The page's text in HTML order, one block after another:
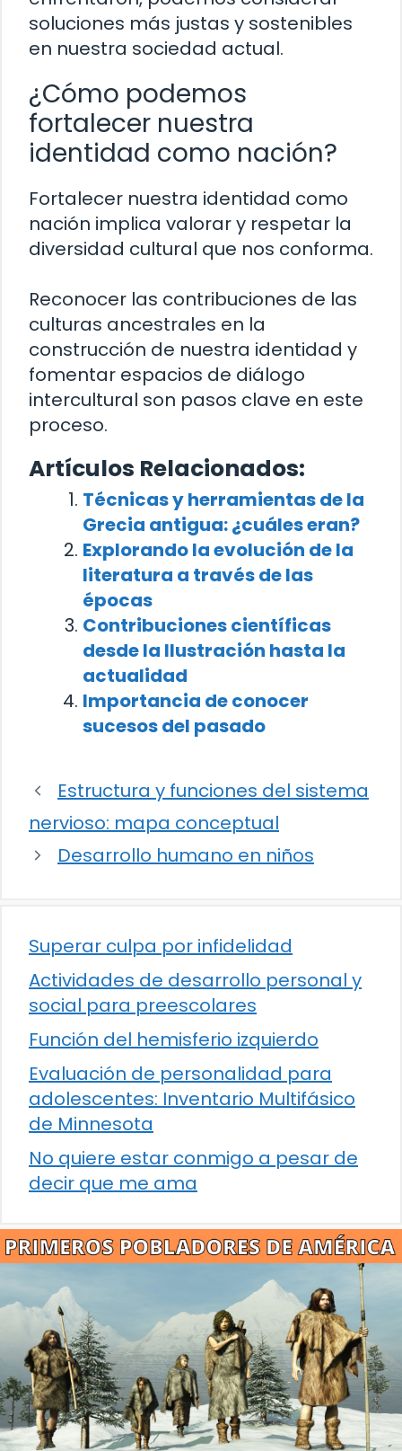
soluciones más justas y sostenibles
en nuestra sociedad actual.
¿Cómo podemos
fortalecer nuestra
identidad como nación?
Fortalecer nuestra identidad como
nación implica valorar y respetar la
diversidad cultural que nos conforma.
Reconocer las contribuciones de las
culturas ancestrales en la
construcción de nuestra identidad y
fomentar espacios de diálogo
intercultural son pasos clave en este
proceso.
Artículos Relacionados:
Técnicas y herramientas de la
Grecia antigua: ¿cuáles eran?
Explorando la evolución de la
literatura a través de las
épocas
Contribuciones científicas
desde la Ilustración hasta la
actualidad
Importancia de conocer
sucesos del pasado
Estructura y funciones del sistema
nervioso: mapa conceptual
Desarrollo humano en niños
Superar culpa por infidelidad
Actividades de desarrollo personal y
social para preescolares
Función del hemisferio izquierdo
Evaluación de personalidad para
adolescentes: Inventario Multifásico
de Minnesota
No quiere estar conmigo a pesar de
decir que me ama